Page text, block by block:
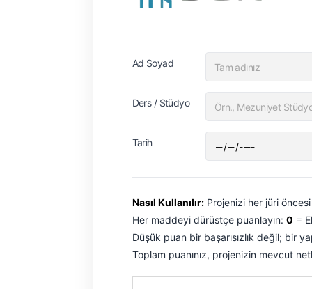
Ad Soyad
Ders / Stüdyo
Tarih
Nasıl Kullanılır:Projenizi her jüri
Her maddeyi dürüstçe puanlayın: 0 =
Düşük puan bir başarısızlık değil; bir
Toplam puanınız, projenizin mevcut